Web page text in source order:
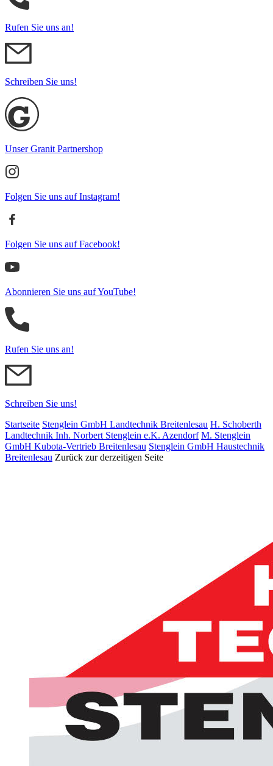
Rufen Sie uns an!
Schreiben Sie uns!
Unser Granit Partnershop
Folgen Sie uns auf Instagram!
Folgen Sie uns auf Facebook!
Abonnieren Sie uns auf YouTube!
Rufen Sie uns an!
Schreiben Sie uns!
Startseite Stenglein GmbH Landtechnik Breitenlesau H. Schoberth
Land­tech­nik Inh. Norbert Stenglein e.K. Azendorf M. Stenglein
GmbH Kubota-Vertrieb Breitenlesau Stenglein GmbH Haustechnik
Breitenlesau Zurück zur derzeitigen Seite